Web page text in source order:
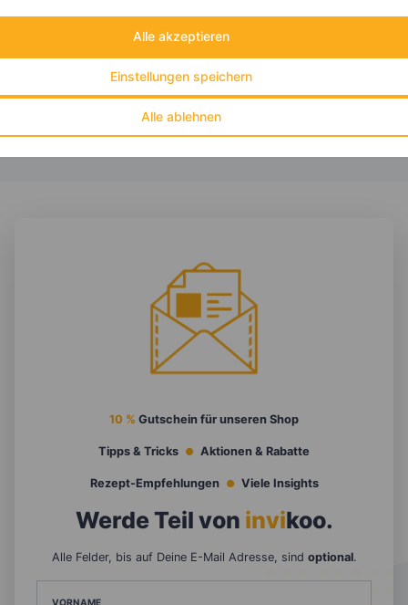
Alle ablehnen
Einstellungen speichern
Alle akzeptieren
‹ ›
Kalorien:557 kcal
Fett:34 g
Kohlehydrate:
10 % Gutschein für unseren Shop
Tipps & Tricks Aktionen & Rabatte
Rezept-Empfehlungen Viele Insights
Werde Teil von invikoo.
Alle Felder, bis auf Deine E-Mail Adresse, sind optional.
VORNAME